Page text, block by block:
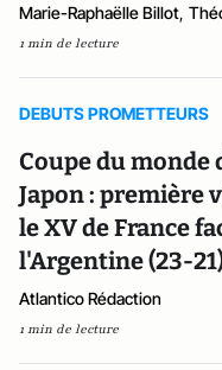
Marie-Raphaëlle Billot,
1 min de lecture
DEBUTS PROMETTEURS
Coupe du monde
Japon : première
le XV de France
l'Argentine (23-
Atlantico Rédaction
1 min de lecture